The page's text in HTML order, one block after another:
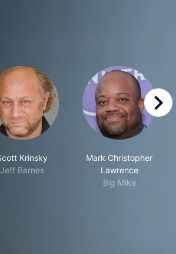
Krinsky
Jeff Barnes
Mark Christopher
Lawrence
Big Mike
right